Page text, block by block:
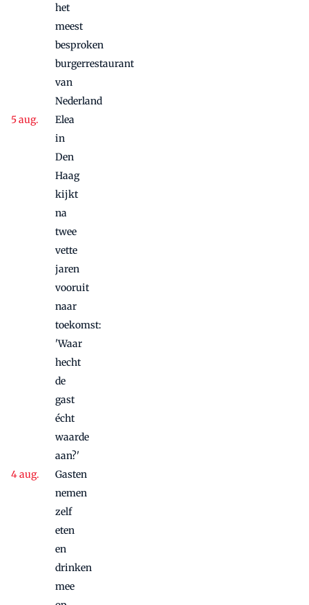
het
meest
besproken
burgerrestaurant
van
Nederland
Elea
in
Den
Haag
kijkt
na
twee
vette
jaren
vooruit
naar
toekomst:
'Waar
hecht
de
gast
écht
waarde
aan?'
Gasten
nemen
zelf
eten
en
drinken
mee